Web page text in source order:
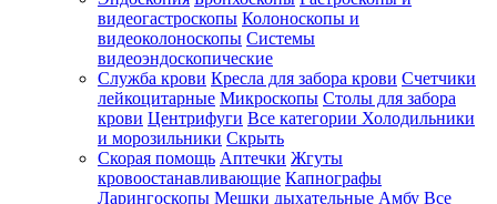
видеогастроскопы Колоноскопы и
видеоколоноскопы Системы
видеоэндоскопические
Служба крови Кресла для забора крови Счетчики
лейкоцитарные Микроскопы Столы для забора
крови Центрифуги Все категории Холодильники
и морозильники Скрыть
Скорая помощь Аптечки Жгуты
кровоостанавливающие Капнографы
Ларингоскопы Мешки дыхательные Амбу Все